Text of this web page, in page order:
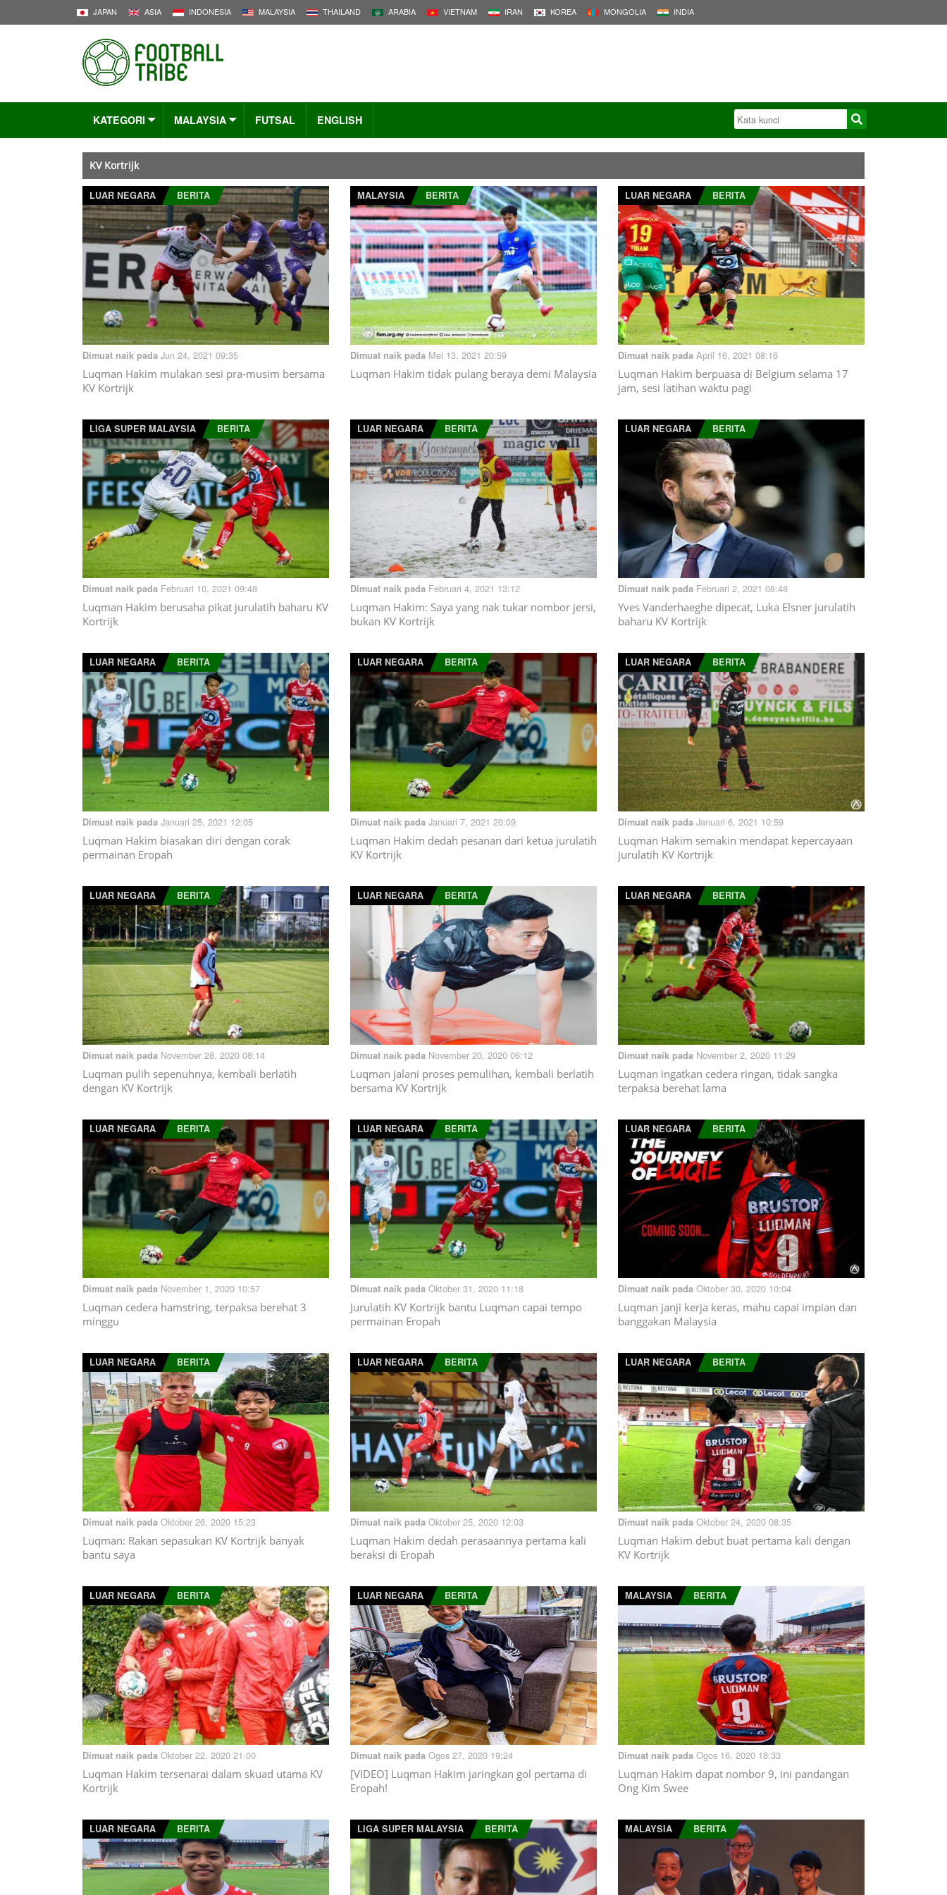
JAPAN ASIA INDONESIA MALAYSIA THAILAND ARABIA VIETNAM IRAN KOREA MONGOLIA INDIA
KATEGORI MALAYSIA FUTSAL ENGLISH
KV Kortrijk
LUAR NEGARA BERITA
Dimuat naik pada Jun 24, 2021 09:35
Luqman Hakim mulakan sesi pra-musim bersama
KV Kortrijk
MALAYSIA BERITA
Dimuat naik pada Mei 13, 2021 20:59
Luqman Hakim tidak pulang beraya demi Malaysia
LUAR NEGARA BERITA
Dimuat naik pada April 16, 2021 08:16
Luqman Hakim berpuasa di Belgium selama 17
jam, sesi latihan waktu pagi
LIGA SUPER MALAYSIA BERITA
Dimuat naik pada Februari 10, 2021 09:48
Luqman Hakim berusaha pikat jurulatih baharu KV
Kortrijk
LUAR NEGARA BERITA
Dimuat naik pada Februari 4, 2021 13:12
Luqman Hakim: Saya yang nak tukar nombor jersi,
bukan KV Kortrijk
LUAR NEGARA BERITA
Dimuat naik pada Februari 2, 2021 08:48
Yves Vanderhaeghe dipecat, Luka Elsner jurulatih
baharu KV Kortrijk
LUAR NEGARA BERITA
Dimuat naik pada Januari 25, 2021 12:05
Luqman Hakim biasakan diri dengan corak
permainan Eropah
LUAR NEGARA BERITA
Dimuat naik pada Januari 7, 2021 20:09
Luqman Hakim dedah pesanan dari ketua jurulatih
KV Kortrijk
LUAR NEGARA BERITA
Dimuat naik pada Januari 6, 2021 10:59
Luqman Hakim semakin mendapat kepercayaan
jurulatih KV Kortrijk
LUAR NEGARA BERITA
Dimuat naik pada November 28, 2020 08:14
Luqman pulih sepenuhnya, kembali berlatih
dengan KV Kortrijk
LUAR NEGARA BERITA
Dimuat naik pada November 20, 2020 06:12
Luqman jalani proses pemulihan, kembali berlatih
bersama KV Kortrijk
LUAR NEGARA BERITA
Dimuat naik pada November 2, 2020 11:29
Luqman ingatkan cedera ringan, tidak sangka
terpaksa berehat lama
LUAR NEGARA BERITA
Dimuat naik pada November 1, 2020 10:57
Luqman cedera hamstring, terpaksa berehat 3
minggu
LUAR NEGARA BERITA
Dimuat naik pada Oktober 31, 2020 11:18
Jurulatih KV Kortrijk bantu Luqman capai tempo
permainan Eropah
LUAR NEGARA BERITA
Dimuat naik pada Oktober 30, 2020 10:04
Luqman janji kerja keras, mahu capai impian dan
banggakan Malaysia
LUAR NEGARA BERITA
Dimuat naik pada Oktober 26, 2020 15:23
Luqman: Rakan sepasukan KV Kortrijk banyak
bantu saya
LUAR NEGARA BERITA
Dimuat naik pada Oktober 25, 2020 12:03
Luqman Hakim dedah perasaannya pertama kali
beraksi di Eropah
LUAR NEGARA BERITA
Dimuat naik pada Oktober 24, 2020 08:35
Luqman Hakim debut buat pertama kali dengan
KV Kortrijk
LUAR NEGARA BERITA
Dimuat naik pada Oktober 22, 2020 21:00
Luqman Hakim tersenarai dalam skuad utama KV
Kortrijk
LUAR NEGARA BERITA
Dimuat naik pada Ogos 27, 2020 19:24
[VIDEO] Luqman Hakim jaringkan gol pertama di
Eropah!
MALAYSIA BERITA
Dimuat naik pada Ogos 16, 2020 18:33
Luqman Hakim dapat nombor 9, ini pandangan
Ong Kim Swee
LUAR NEGARA BERITA LIGA SUPER MALAYSIA BERITA MALAYSIA BERITA